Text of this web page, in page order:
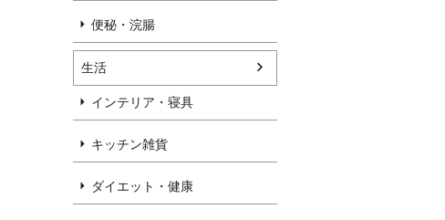
便秘・浣腸
生活
インテリア・寝具
キッチン雑貨
ダイエット・健康